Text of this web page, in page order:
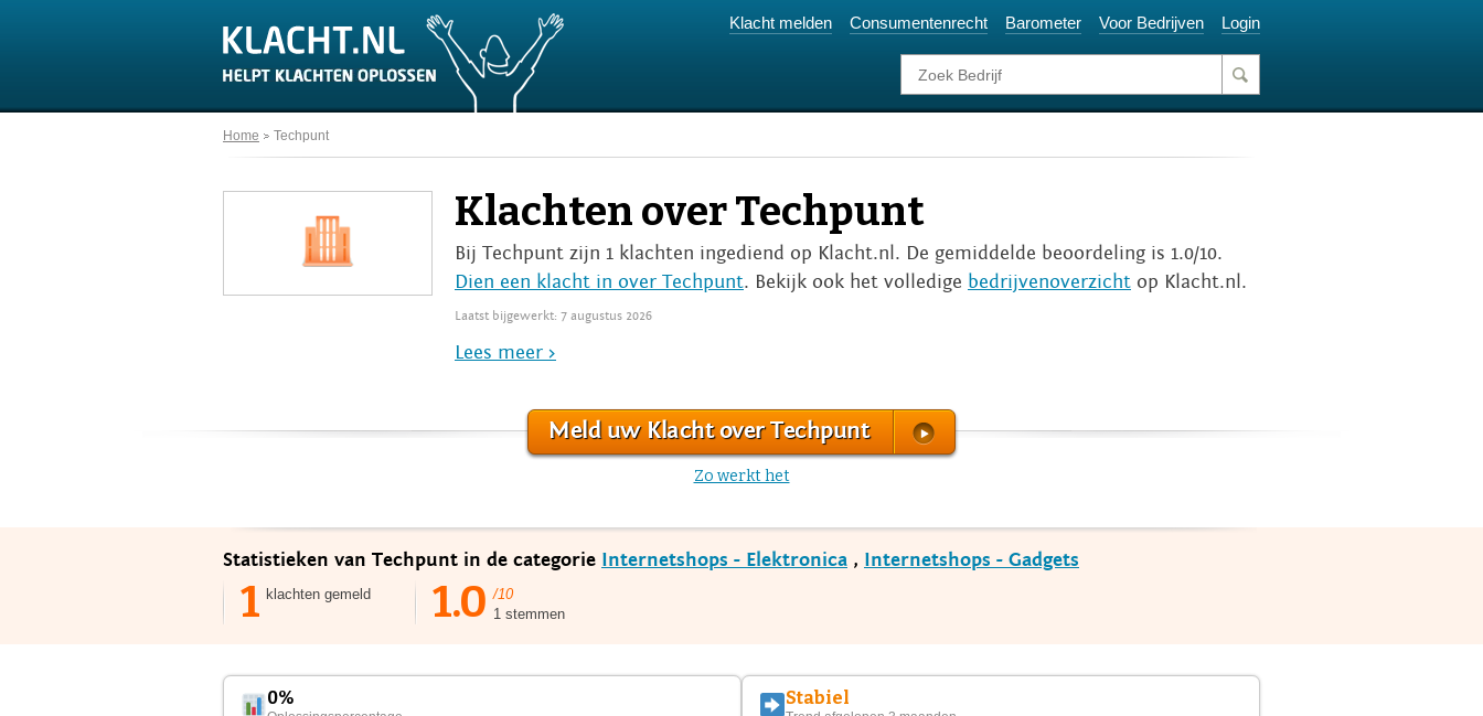
Klacht melden Consumentenrecht Barometer Voor Bedrijven Login
Home Techpunt
Klachten over Techpunt
Bij Techpunt zijn 1 klachten ingediend op Klacht.nl. De gemiddelde beoordeling is 1.0/10.
Dien een klacht in over Techpunt. Bekijk ook het volledige bedrijvenoverzicht op Klacht.nl.
Laatst bijgewerkt: 7 augustus 2026
Lees meer >
Meld uw Klacht over Techpunt
Zo werkt het
Statistieken van Techpunt in de categorie Internetshops - Elektronica , Internetshops - Gadgets
1 klachten gemeld 1.0 /10
1 stemmen
0% Stabiel